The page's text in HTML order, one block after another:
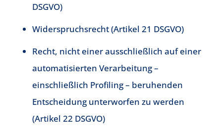
DSGVO)
Widerspruchsrecht (Artikel 21 DSGVO)
Recht, nicht einer ausschließlich auf einer
automatisierten Verarbeitung –
einschließlich Profiling – beruhenden
Entscheidung unterworfen zu werden
(Artikel 22 DSGVO)